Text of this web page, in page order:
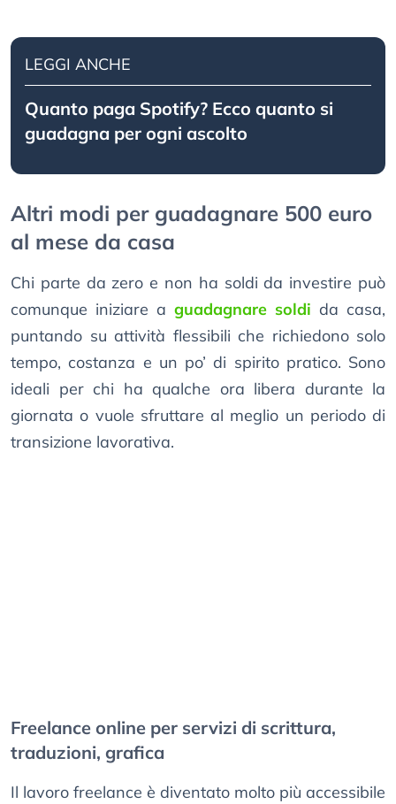
LEGGI ANCHE
Quanto paga Spotify? Ecco quanto si
guadagna per ogni ascolto
Altri modi per guadagnare 500 euro
al mese da casa
Chi parte da zero e non ha soldi da investire può
comunque iniziare a guadagnare soldi da casa,
puntando su attività flessibili che richiedono solo
tempo, costanza e un po’ di spirito pratico. Sono
ideali per chi ha qualche ora libera durante la
giornata o vuole sfruttare al meglio un periodo di
transizione lavorativa.
Freelance online per servizi di scrittura,
traduzioni, grafica
Il lavoro freelance è diventato molto più accessibile